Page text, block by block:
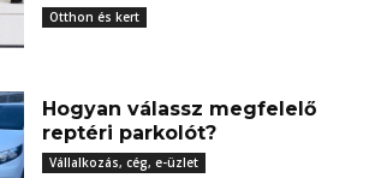
Otthon és kert
Hogyan válassz megfelelő
reptéri parkolót?
Vállalkozás, cég, e-üzlet